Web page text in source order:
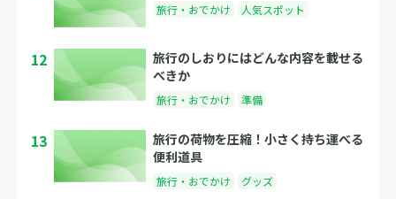
旅行・おでかけ 人気スポット
12
旅行のしおりにはどんな内容を載せる
べきか
旅行・おでかけ 準備
13
旅行の荷物を圧縮！小さく持ち運べる
便利道具
旅行・おでかけ グッズ